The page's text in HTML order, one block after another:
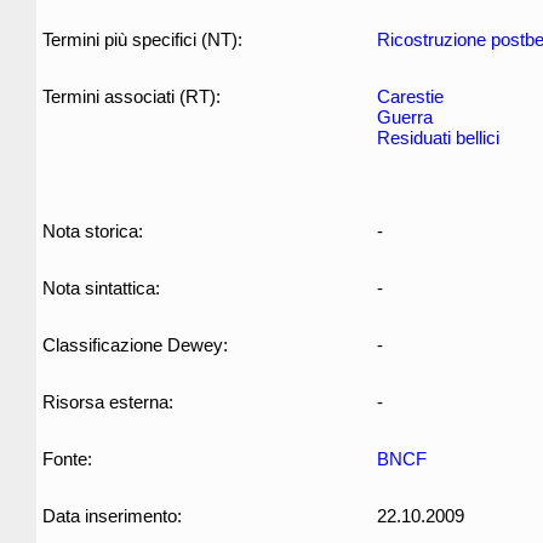
Termini più specifici (NT): Ricostruzione
Termini associati (RT):
Carestie
Guerra
Residuati bellici
Nota storica: -
Nota sintattica: -
Classificazione Dewey: -
Risorsa esterna: -
Fonte: BNCF
Data inserimento: 22.10.2009